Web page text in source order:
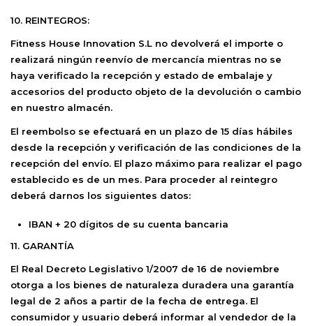
10. REINTEGROS:
Fitness House Innovation S.L no devolverá el importe o
realizará ningún reenvío de mercancía mientras no se
haya verificado la recepción y estado de embalaje y
accesorios del producto objeto de la devolución o cambio
en nuestro almacén.
El reembolso se efectuará en un plazo de 15 días hábiles
desde la recepción y verificación de las condiciones de la
recepción del envío. El plazo máximo para realizar el pago
establecido es de un mes. Para proceder al reintegro
deberá darnos los siguientes datos:
IBAN + 20 dígitos de su cuenta bancaria
11. GARANTÍA
El Real Decreto Legislativo 1/2007 de 16 de noviembre
otorga a los bienes de naturaleza duradera una garantía
legal de 2 años a partir de la fecha de entrega. El
consumidor y usuario deberá informar al vendedor de la